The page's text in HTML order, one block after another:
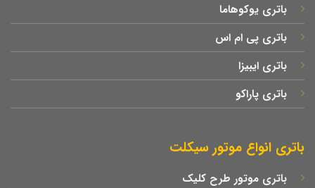
باتری یوکوهاما
باتری پی ام اس
باتری ایبیزا
باتری پاراکو
باتری انواع موتور سیکلت
باتری موتور طرح کلیک